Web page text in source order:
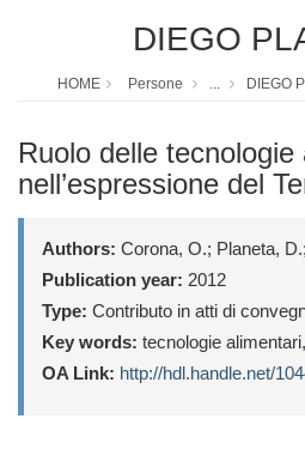
DIEGO
HOME Persone ... DIEGO
Ruolo delle tecnologie
nell’espressione del
Authors: Corona, O.; Planeta,
Publication year: 2012
Type: Contributo in atti di
Key words: tecnologie
OA Link: http://hdl.handle.net/